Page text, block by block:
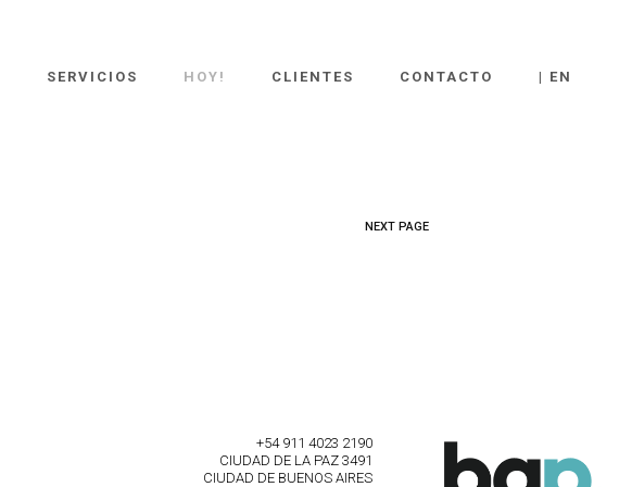
SERVICIOS HOY! CLIENTES CONTACTO | EN
NEXT PAGE
+54 911 4023 2190
CIUDAD DE LA PAZ 3491
CIUDAD DE BUENOS AIRES